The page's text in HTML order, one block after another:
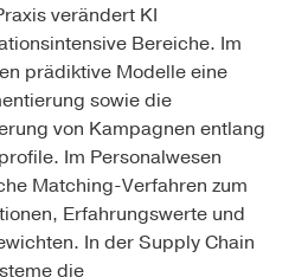
verändert KI
Bereiche. Im
prädiktive Modelle eine
sowie die
von Kampagnen entlang
Im Personalwesen
Matching-Verfahren zum
Erfahrungswerte und
In der Supply Chain
die